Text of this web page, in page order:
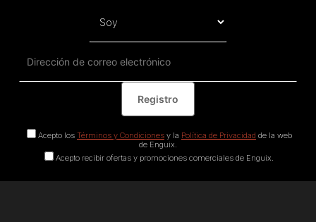
Acepto los Términos y Condicionesy la Política de Privacidad de la web
de Enguix.
Acepto recibir ofertas y promociones comerciales de Enguix.